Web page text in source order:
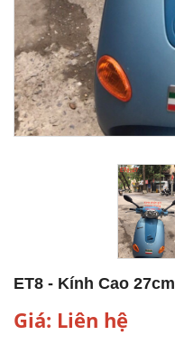
ET8 - Kính Cao 27cm
Giá: Liên hệ